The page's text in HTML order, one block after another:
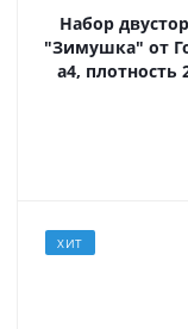
Набор
"Зимушка" от
а4, плотность
ХИТ